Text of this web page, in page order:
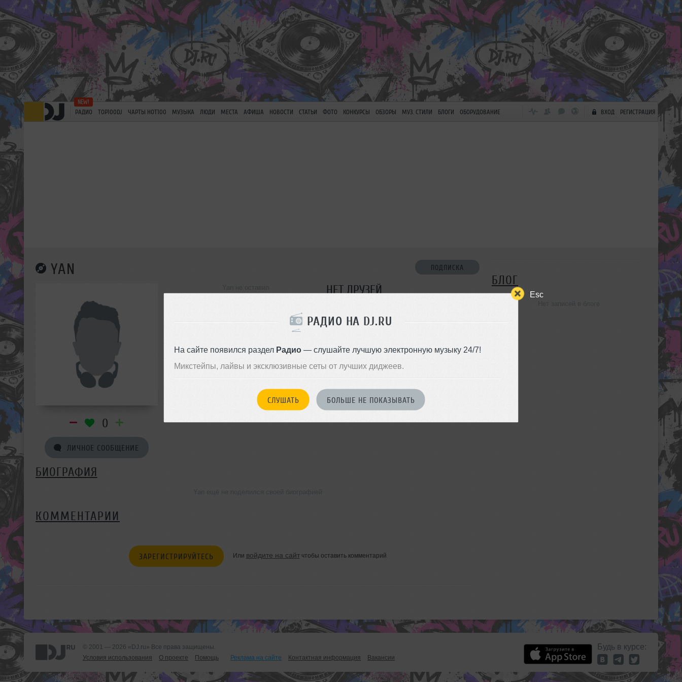
Esc
РАДИО НА DJ.RU
На сайте появился раздел Радио— слушайте лучшую электронную музыку 24/7!
Микстейпы, лайвы и эксклюзивные сеты от лучших диджеев.
СЛУШАТЬ БОЛЬШЕ НЕ ПОКАЗЫВАТЬ
РАДИО TOP100DJ ЧАРТЫ HOT100 МУЗЫКА ЛЮДИ МЕСТА АФИША НОВОСТИ СТАТЬИ ФОТО КОНКУРСЫ ОБЗОРЫ МУЗ. СТИЛИ БЛОГИ ОБОРУДОВАНИЕ ВХОД РЕГИСТРАЦИЯ
YAN ПОДПИСКА
0
ЛИЧНОЕ СООБЩЕНИЕ
НЕТ ДРУЗЕЙ
БИОГРАФИЯ
КОММЕНТАРИИ
ЗАРЕГИСТРИРУЙТЕСЬ Или войдите на сайтчтобы оставить комментарий
БЛОГ
© 2001 — 2026 «DJ.ru» Все права защищены.
Условия использования
О проекте Помощь Реклама на сайте Контактная информация Вакансии
Будь в курсе: